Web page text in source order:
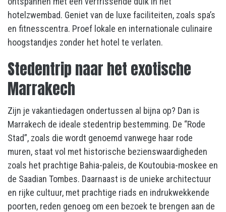
hotelzwembad. Geniet van de luxe faciliteiten, zoals spa’s
en fitnesscentra. Proef lokale en internationale culinaire
hoogstandjes zonder het hotel te verlaten.
Stedentrip naar het exotische
Marrakech
Zijn je vakantiedagen ondertussen al bijna op? Dan is
Marrakech de ideale stedentrip bestemming. De “Rode
Stad”, zoals die wordt genoemd vanwege haar rode
muren, staat vol met historische bezienswaardigheden
zoals het prachtige Bahia-paleis, de Koutoubia-moskee en
de Saadian Tombes. Daarnaast is de unieke architectuur
en rijke cultuur, met prachtige riads en indrukwekkende
poorten, reden genoeg om een bezoek te brengen aan de